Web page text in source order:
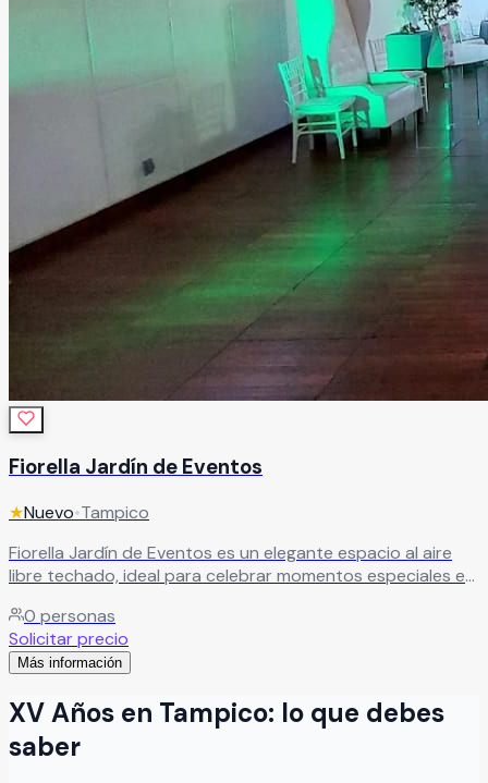
Fiorella Jardín de Eventos
★Nuevo•Tampico
Fiorella Jardín de Eventos es un elegante espacio al aire
libre techado, ideal para celebrar momentos especiales en
recinto es perfecto para bodas, XV años, aniversarios,
cumpleaños, graduaciones, reuniones familiares y eventos
sociales, ofreciendo instalaciones amplias y adaptables
amigos. Además, Fiorella Jardín de Eventos brinda entrada
libre de alimentos, ofreciendo mayor flexibilidad y
comodidad para personalizar cada evento según las
0 personas
Solicitar precio
Más información
XV Años en Tampico: lo que debes
saber